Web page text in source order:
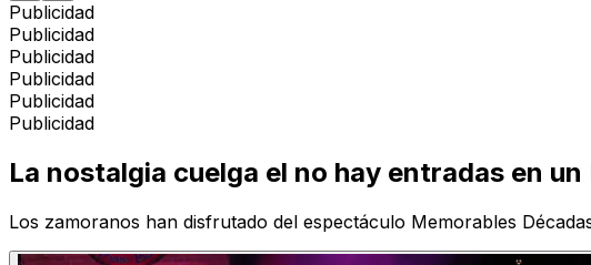
Publicidad
Publicidad
Publicidad
Publicidad
Publicidad
Publicidad
La nostalgia cuelga el no hay entradas en
Los zamoranos han disfrutado del espectáculo Memorables